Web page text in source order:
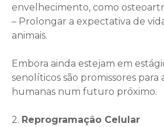
envelhecimento, como
– Prolongar a expectativa de
animais.
Embora ainda estejam em
senolíticos são promissores para
humanas num futuro próximo.
2. Reprogramação Celular